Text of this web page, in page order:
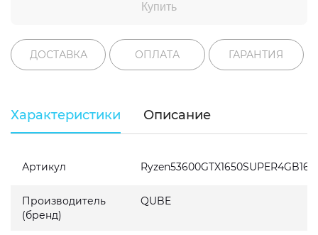
Купить
ДОСТАВКА ОПЛАТА ГАРАНТИЯ
Характеристики Описание
Артикул
Производитель
(бренд)
QUBE